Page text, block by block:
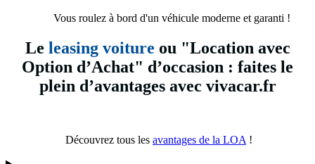
Vous roulez à bord d'un véhicule moderne et garanti !
Le leasing voiture ou "Location avec
Option d’Achat" d’occasion : faites le
plein d’avantages avec vivacar.fr
Découvrez tous les avantages de la LOA !